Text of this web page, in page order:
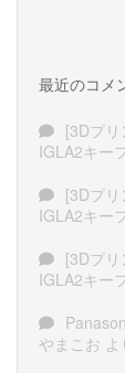
最近のコメ
[3Dプリ
IGLA2キー
[3Dプリ
IGLA2キー
[3Dプリ
IGLA2キー
やまこお よ